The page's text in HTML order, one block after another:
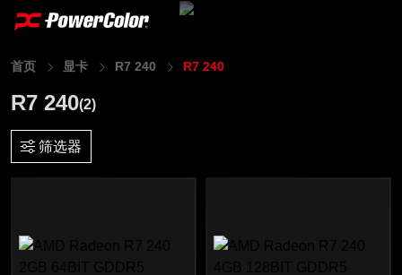
首页 显卡 R7 240 R7 240
R7 240(2)
筛选器